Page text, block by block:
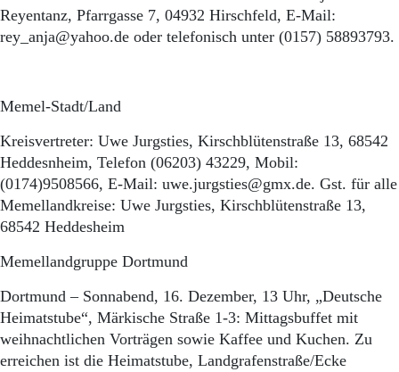
Reyentanz, Pfarrgasse 7, 04932 Hirschfeld, E-Mail:
rey_anja@yahoo.de oder telefonisch unter (0157) 58893793.
Memel-Stadt/Land
Kreisvertreter: Uwe Jurgsties, Kirschblütenstraße 13, 68542
Heddesnheim, Telefon (06203) 43229, Mobil:
(0174)9508566, E-Mail: uwe.jurgsties@gmx.de. Gst. für alle
Memellandkreise: Uwe Jurgsties, Kirschblütenstraße 13,
68542 Heddesheim
Memellandgruppe Dortmund
Dortmund – Sonnabend, 16. Dezember, 13 Uhr, „Deutsche
Heimatstube“, Märkische Straße 1-3: Mittagsbuffet mit
weihnachtlichen Vorträgen sowie Kaffee und Kuchen. Zu
erreichen ist die Heimatstube, Landgrafenstraße/Ecke